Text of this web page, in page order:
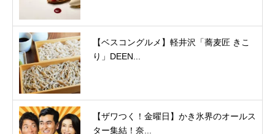
【ベスコングルメ】軽井沢「蕎麦匠 きこ
り」DEEN...
【ザワつく！金曜日】かき氷界のオールス
ター集結！奈...